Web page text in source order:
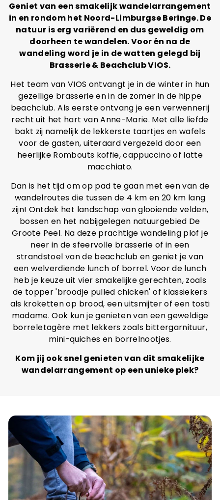
Geniet van een smakelijk wandelarrangement
in en rondom het Noord-Limburgse Beringe. De
natuur is erg variërend en dus geweldig om
doorheen te wandelen. Voor én na de
wandeling word je in de watten gelegd bij
Brasserie & Beachclub VIOS.
Het team van VIOS ontvangt je in de winter in hun
gezellige brasserie en in de zomer in de hippe
beachclub. Als eerste ontvang je een verwennerij
recht uit het hart van Anne-Marie. Met alle liefde
bakt zij namelijk de lekkerste taartjes en wafels
voor de gasten, uiteraard vergezeld door een
heerlijke Rombouts koffie, cappuccino of latte
macchiato.
Dan is het tijd om op pad te gaan met een van de
wandelroutes die tussen de 4 km en 20 km lang
zijn! Ontdek het landschap van glooiende velden,
bossen en het nabijgelegen natuurgebied De
Groote Peel. Na deze prachtige wandeling plof je
neer in de sfeervolle brasserie of in een
strandstoel van de beachclub en geniet je van
een welverdiende lunch of borrel. Voor de lunch
heb je keuze uit vier smakelijke gerechten, zoals
de topper 'broodje pulled chicken' of klassiekers
als kroketten op brood, een uitsmijter of een tosti
madame. Ook kun je genieten van een geweldige
borreletagère met lekkers zoals bittergarnituur,
mini-quiches en borrelnootjes.
Kom jij ook snel genieten van dit smakelijke
wandelarrangement op een unieke plek?